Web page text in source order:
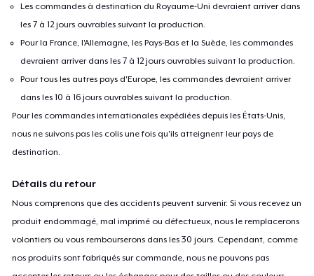
Les commandes à destination du Royaume-Uni devraient arriver dans
les 7 à 12 jours ouvrables suivant la production.
Pour la France, l'Allemagne, les Pays-Bas et la Suède, les commandes
devraient arriver dans les 7 à 12 jours ouvrables suivant la production.
Pour tous les autres pays d'Europe, les commandes devraient arriver
dans les 10 à 16 jours ouvrables suivant la production.
Pour les commandes internationales expédiées depuis les États-Unis,
nous ne suivons pas les colis une fois qu'ils atteignent leur pays de
destination.
Détails du retour
Nous comprenons que des accidents peuvent survenir. Si vous recevez un
produit endommagé, mal imprimé ou défectueux, nous le remplacerons
volontiers ou vous rembourserons dans les 30 jours. Cependant, comme
nos produits sont fabriqués sur commande, nous ne pouvons pas